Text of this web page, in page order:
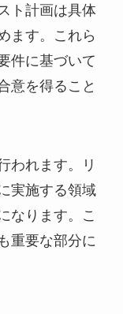
ト計画は具体
ます。これら
件に基づいて
意を得ること
われます。リ
実施する領域
なります。こ
重要な部分に